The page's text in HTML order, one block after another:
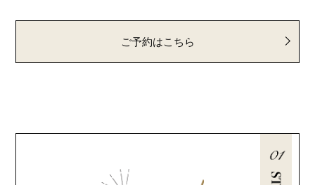
ご予約はこちら